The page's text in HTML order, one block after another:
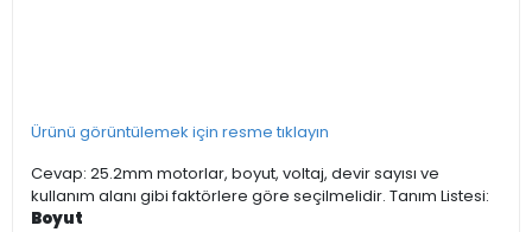
Ürünü görüntülemek için resme tıklayın
Cevap: 25.2mm motorlar, boyut, voltaj, devir sayısı ve
kullanım alanı gibi faktörlere göre seçilmelidir. Tanım Listesi:
Boyut